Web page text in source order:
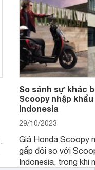
So sánh sự khác
Scoopy nhập
Indonesia
29/10/2023
Giá Honda Scoopy
gấp đôi so với
Indonesia, trong khi